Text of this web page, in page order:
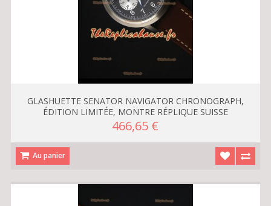
GLASHUETTE SENATOR NAVIGATOR CHRONOGRAPH,
ÉDITION LIMITÉE, MONTRE RÉPLIQUE SUISSE
466,65 €
Au panier